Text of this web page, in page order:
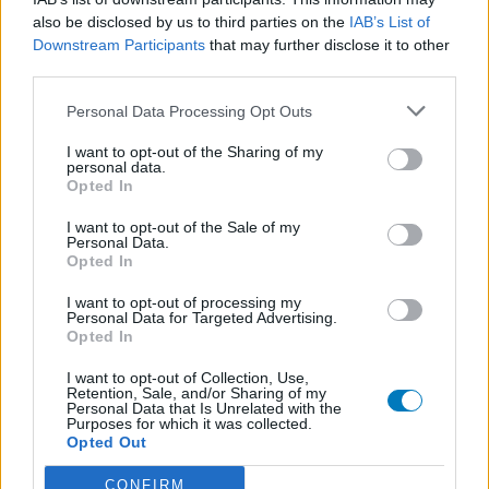
also be disclosed by us to third parties on the IAB’s List of
Downstream Participants that may further disclose it to other
Personal Data Processing Opt Outs
I want to opt-out of the Sharing of my
personal data.
Opted In
I want to opt-out of the Sale of my
Personal Data.
Opted In
I want to opt-out of processing my
Personal Data for Targeted Advertising.
Opted In
I want to opt-out of Collection, Use,
Retention, Sale, and/or Sharing of my
Personal Data that Is Unrelated with the
Purposes for which it was collected.
Opted Out
CONFIRM
Bloeddruk - betablokkers
Furabid (735)
Antibiotica - urineweginfectie
Mirtazapine (731)
Depressie - antidepressiva overig
Amitriptyline (699)
Depressie - antidepressiva TCA
Depressie - antidepressiva overig
Ethinylestradiol / Levonorgestrel (656)
Anticonceptie - eenfase
Seroquel (647)
Psychose / schizofrenie - antipsychotica
Escitalopram (647)
Depressie - antidepressiva SSRI